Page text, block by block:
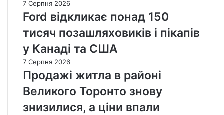
7 Серпня 2026
Ford відкликає понад 150
тисяч позашляховиків і пікапів
у Канаді та США
7 Серпня 2026
Продажі житла в районі
Великого Торонто знову
знизилися, а ціни впали